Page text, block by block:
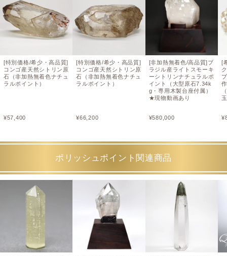
[特別価格/希少・高品質]
コンゴ産天然シトリン原
石（非加熱無着色ナチュ
ラルポイント）
¥57,400
[特別価格/希少・高品質]
コンゴ産天然シトリン原
石（非加熱無着色ナチュ
ラルポイント）
¥66,200
[非加熱無着色/高品質]ブ
ラジル産ライトスモーキ
ーシトリンナチュラルポ
イント（大型原石7.34k
g・専用木製台座付属）
★現物動画あり
¥580,000
[
¥
ポリッシュポイント関連商品